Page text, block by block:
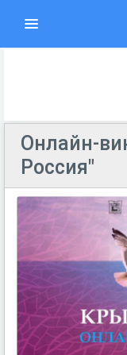
Онлайн-
Россия"